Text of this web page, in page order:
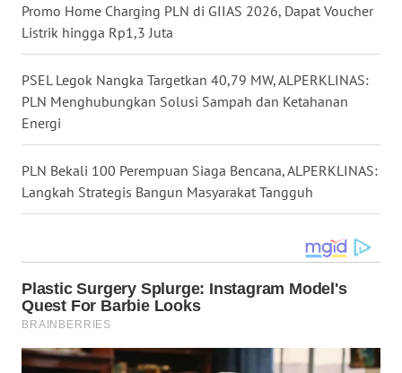
Promo Home Charging PLN di GIIAS 2026, Dapat Voucher
Listrik hingga Rp1,3 Juta
PSEL Legok Nangka Targetkan 40,79 MW, ALPERKLINAS:
PLN Menghubungkan Solusi Sampah dan Ketahanan
Energi
PLN Bekali 100 Perempuan Siaga Bencana, ALPERKLINAS:
Langkah Strategis Bangun Masyarakat Tangguh
WN
KALTIM
WN
SULSEL
WN
GORONTALO
WN
WN
MALUKU
WN
MALUT